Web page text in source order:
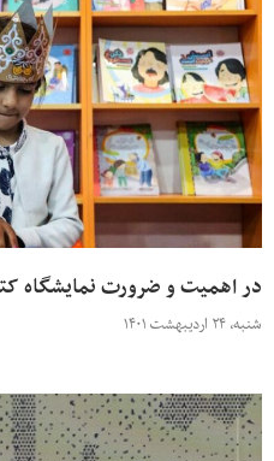
در اهمیت و ضرورت نمایشگاه
شنبه، ۲۴ اردیبهشت ۱۴۰۱